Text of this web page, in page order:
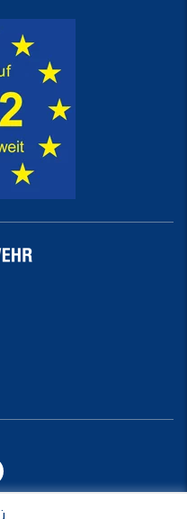
Eichelsbach